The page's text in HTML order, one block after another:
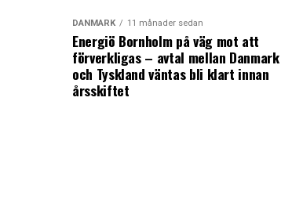
DANMARK 11 månader sedan
Energiö Bornholm på väg mot att
förverkligas – avtal mellan Danmark
och Tyskland väntas bli klart innan
årsskiftet